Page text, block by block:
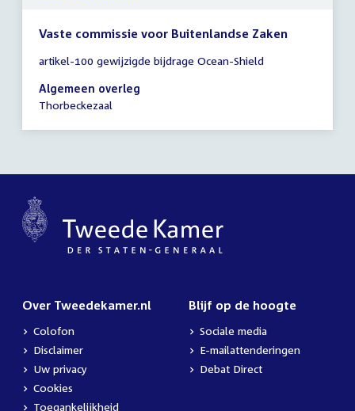
Vaste commissie voor Buitenlandse Zaken
vergadering
21:00
-
uur
artikel-100 gewijzigde bijdrage Ocean-Shield
Algemeen overleg
Thorbeckezaal
Over Tweedekamer.nl
Colofon
Disclaimer
Uw privacy
Cookies
Toegankelijkheid
Blijf op de hoogte
Sociale media
E-mailattenderingen
Debat Direct